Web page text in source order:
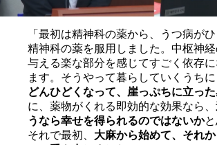
「最初は精神科の薬から、うつ病が
精神科の薬を服用しました。中枢神
与える楽な部分を感じてすごく依存
ます。そうやって暮らしていくうちに
どんひどくなって、崖っぷちに立っ
に、薬物がくれる即効的な効果なら、
うなら幸せを得られるのではないかと
それで最初、 大麻から始めて、それ